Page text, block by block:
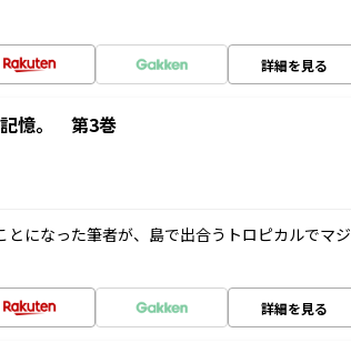
詳細を見る
憶。 第3巻
になった筆者が、島で出合うトロピカルでマジ
詳細を見る